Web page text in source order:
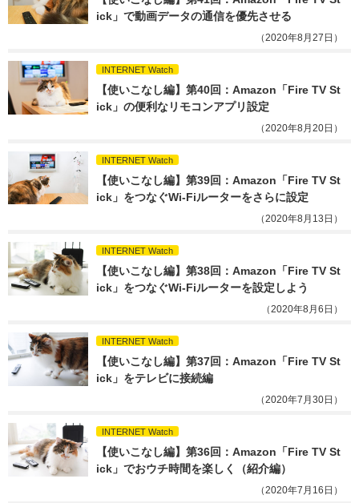
ick」で動画データの通信を優先させる
（2020年8月27日）
INTERNET Watch
【使いこなし編】第40回：Amazon「Fire TV St
ick」の便利なリモコンアプリ設定
（2020年8月20日）
INTERNET Watch
【使いこなし編】第39回：Amazon「Fire TV St
ick」をつなぐWi-Fiルーターをさらに設定
（2020年8月13日）
INTERNET Watch
【使いこなし編】第38回：Amazon「Fire TV St
ick」をつなぐWi-Fiルーターを設定しよう
（2020年8月6日）
INTERNET Watch
【使いこなし編】第37回：Amazon「Fire TV St
ick」をテレビに接続編
（2020年7月30日）
INTERNET Watch
【使いこなし編】第36回：Amazon「Fire TV St
ick」でおウチ時間を楽しく（紹介編）
（2020年7月16日）